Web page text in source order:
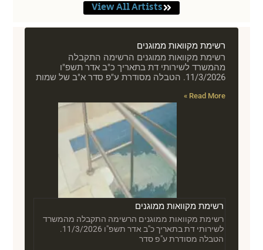
View All Artists
רשימת מקוואות ממוגנים
רשימת מקוואות ממוגנים הרשימה התקבלה
מהמשרד לשירותי דת בתאריך כ"ב אדר תשפ"ו
11/3/2026. הטבלה מסודרת ע"פ סדר א"ב של שמות
Read More »
רשימת מקוואות ממוגנים
רשימת מקוואות ממוגנים הרשימה התקבלה מהמשרד
לשירותי דת בתאריך כ"ב אדר תשפ"ו 11/3/2026.
הטבלה מסודרת ע"פ סדר